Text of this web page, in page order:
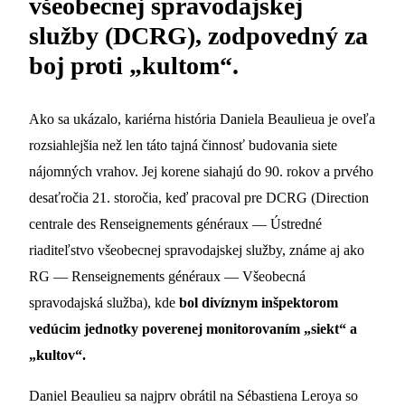
všeobecnej spravodajskej
služby (DCRG), zodpovedný za
boj proti „kultom“.
Ako sa ukázalo, kariérna história Daniela Beaulieua je oveľa
rozsiahlejšia než len táto tajná činnosť budovania siete
nájomných vrahov. Jej korene siahajú do 90. rokov a prvého
desaťročia 21. storočia, keď pracoval pre DCRG (Direction
centrale des Renseignements généraux — Ústredné
riaditeľstvo všeobecnej spravodajskej služby, známe aj ako
RG — Renseignements généraux — Všeobecná
spravodajská služba), kde bol divíznym inšpektorom
vedúcim jednotky poverenej monitorovaním „siekt“ a
„kultov“.
Daniel Beaulieu sa najprv obrátil na Sébastiena Leroya so